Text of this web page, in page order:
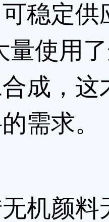
稳定供
量使用
成，
需求。
颜料